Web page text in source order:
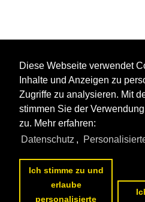
Diese Webseite verwendet
Inhalte und Anzeigen zu
Zugriffe zu analysieren. Mit
stimmen Sie der
zu. Mehr erfahren:
Datenschutz ,
Ich stimme zu und
erlaube
personalisierte